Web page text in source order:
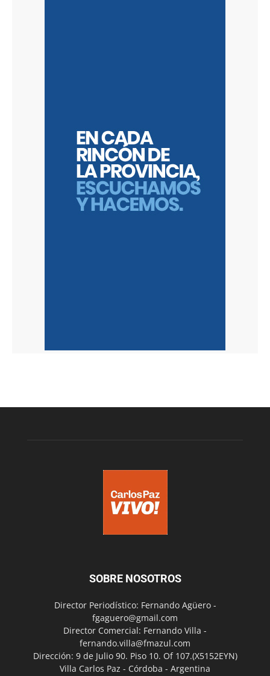
SOBRE NOSOTROS
Director Periodístico: Fernando Agüero -
fgaguero@gmail.com
Director Comercial: Fernando Villa -
fernando.villa@fmazul.com
Dirección: 9 de Julio 90. Piso 10. Of 107.(X5152EYN)
Villa Carlos Paz - Córdoba - Argentina